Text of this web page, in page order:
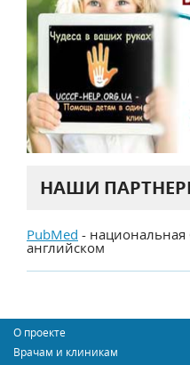
НАШИ
PubMed -
английском
О проекте
Врачам и клиникам